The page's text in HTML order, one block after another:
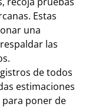
Estas
una
las
de todos
estimaciones
poner de